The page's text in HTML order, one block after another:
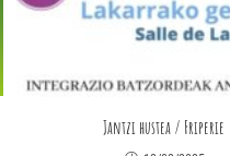
Jantzi hustea / Friperie